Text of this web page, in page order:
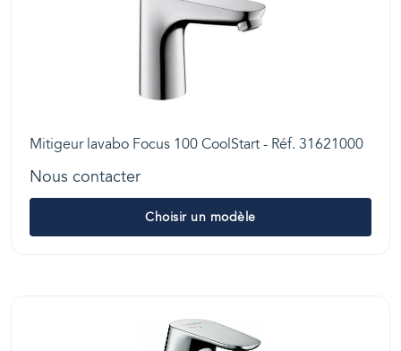
Mitigeur lavabo Focus 100 CoolStart - Réf. 31621000
Nous contacter
Choisir un modèle